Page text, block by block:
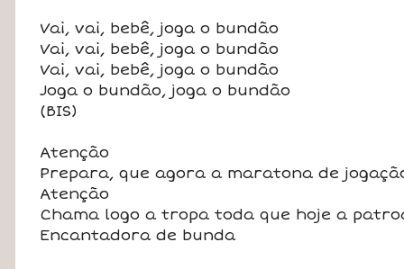
Vai, vai, bebê, joga o bundão
Vai, vai, bebê, joga o bundão
Vai, vai, bebê, joga o bundão
Joga o bundão, joga o bundão
(BIS)
Atenção
Prepara, que agora a maratona de
Atenção
Chama logo a tropa toda que hoje a
Encantadora de bunda